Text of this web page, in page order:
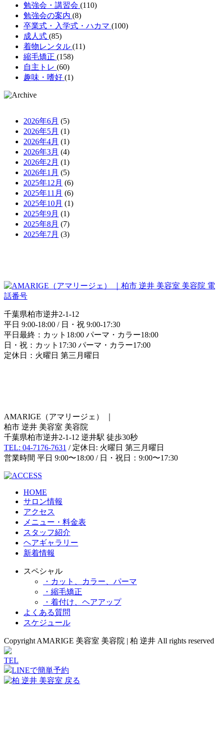
勉強会・講習会 (110)
勉強会の案内 (8)
卒業式・入学式・ハカマ (100)
成人式 (85)
着物レンタル (11)
縮毛矯正 (158)
自主トレ (60)
趣味・嗜好 (1)
2026年6月 (5)
2026年5月 (1)
2026年4月 (1)
2026年3月 (4)
2026年2月 (1)
2026年1月 (5)
2025年12月 (6)
2025年11月 (6)
2025年10月 (1)
2025年9月 (1)
2025年8月 (7)
2025年7月 (3)
千葉県柏市逆井2-1-12
平日 9:00-18:00 / 日・祝 9:00-17:30
平日最終：カット18:00 パーマ・カラー18:00
日・祝：カット17:30 パーマ・カラー17:00
定休日：火曜日 第三月曜日
AMARIGE（アマリージェ）
柏市 逆井 美容室 美容院
千葉県柏市逆井2-1-12 逆井駅 徒歩30秒
TEL: 04-7176-7631 / 定休日: 火曜日 第三月曜日
営業時間 平日 9:00〜18:00 / 日・祝日：9:00〜17:30
HOME
サロン情報
アクセス
メニュー・料金表
スタッフ紹介
ヘアギャラリー
新着情報
スペシャル
・カット、カラー、パーマ
・縮毛矯正
・着付け、ヘアアップ
よくある質問
スケジュール
Copyright AMARIGE 美容室 美容院 | 柏 逆井 All rights reserved
TEL
LINEで簡単予約